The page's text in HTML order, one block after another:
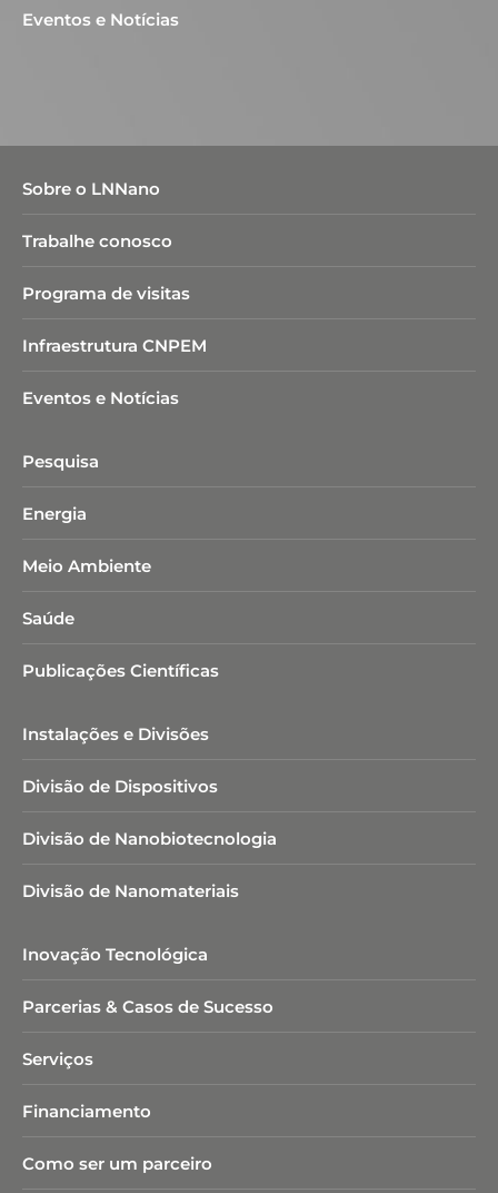
Eventos e Notícias
Sobre o LNNano
Trabalhe conosco
Programa de visitas
Infraestrutura CNPEM
Eventos e Notícias
Pesquisa
Energia
Meio Ambiente
Saúde
Publicações Científicas
Instalações e Divisões
Divisão de Dispositivos
Divisão de Nanobiotecnologia​
Divisão de Nanomateriais
Inovação Tecnológica
Parcerias & Casos de Sucesso
Serviços
Financiamento
Como ser um parceiro